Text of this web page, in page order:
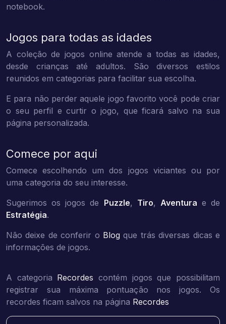
notebook.
Jogos para todas as idades
A coleção de jogos online atende a todas as idades,
desde crianças até adultos. São diversos estilos
reunidos em categorias para facilitar sua escolha.
E para não perder aquele jogo favorito você pode criar
o seu perfil e curtir o jogo, que ficará salvo na sua
página personalizada.
Comece por aqui
Comece escolhendo um dos jogos viciantes ou por
uma categoria do seu interesse.
Sugerimos os jogos de Puzzle, Tiro, Aventura e de
Estratégia.
Não deixe de conferir o Blog que trás diversas dicas e
informações de jogos.
A categoria Recordes contém jogos que possibilitam
registrar sua máxima pontuação nos jogos. Os
recordes ficam salvos na página Recordes